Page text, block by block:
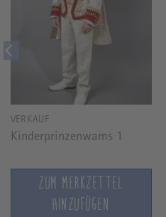
VERKAUF
Kinderprinzenwams 1
ZUM MERKZETTEL
HINZUFÜGEN